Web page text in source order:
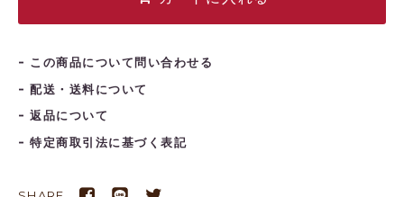
この商品について問い合わせる
配送・送料について
返品について
特定商取引法に基づく表記